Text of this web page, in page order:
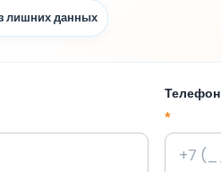
лишних данных
Телефон
*